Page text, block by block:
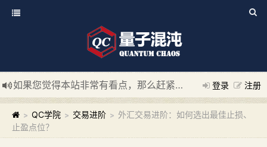
登录 注册
如果您觉得本站非常有看点，那么赶紧使用Ctrl+D 收藏我们吧
新添加量子混沌系统板块，欢迎大家访问！
---“量子混沌系
> QC学院 > 交易进阶 > 外汇交易进阶：如何选出最佳止损、
止盈点位？